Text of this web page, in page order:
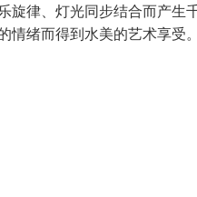
律、灯光同步结合而产生
情绪而得到水美的艺术享受